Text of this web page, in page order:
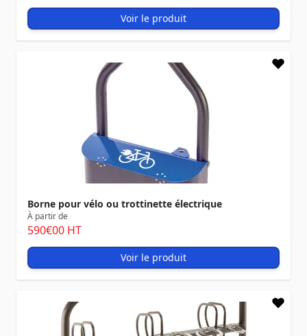
Voir le produit
Borne pour vélo ou trottinette électrique
À partir de
590€00 HT
Voir le produit